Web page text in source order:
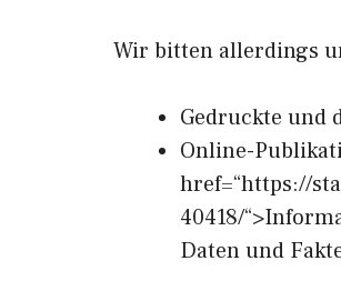
Wir bitten allerdings
Gedruckte und
Online-
href=“https://
40418/
Daten und